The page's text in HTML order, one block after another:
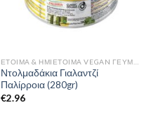
Ντολμαδάκια Γιαλαντζί
Παλίρροια (280gr)
€2.96